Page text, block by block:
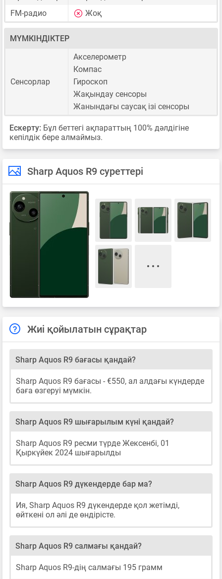
FM-радио
Жоқ
МҮМКІНДІКТЕР
Сенсорлар
Акселерометр
Компас
Гироскоп
Жақындау сенсоры
Жанындағы саусақ ізі сенсоры
Ескерту: Бұл беттегі ақпараттың 100% дәлдігіне
кепілдік бере алмаймыз.
Sharp Aquos R9 суреттері
Жиі қойылатын сұрақтар
Sharp Aquos R9 бағасы қандай?
Sharp Aquos R9 бағасы - €550, ал алдағы күндерде
баға өзгеруі мүмкін.
Sharp Aquos R9 шығарылым күні қандай?
Sharp Aquos R9 ресми түрде Жексенбі, 01
Қыркүйек 2024 шығарылды
Sharp Aquos R9 дүкендерде бар ма?
Ия, Sharp Aquos R9 дүкендерде қол жетімді,
өйткені ол әлі де өндірісте.
Sharp Aquos R9 салмағы қандай?
Sharp Aquos R9-дің салмағы 195 грамм